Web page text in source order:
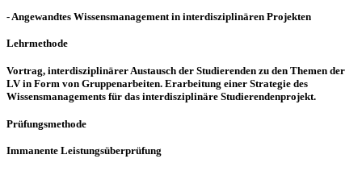
- Angewandtes Wissensmanagement in interdisziplinären Projekten
Lehrmethode
Vortrag, interdisziplinärer Austausch der Studierenden zu den Themen der
LV in Form von Gruppenarbeiten. Erarbeitung einer Strategie des
Wissensmanagements für das interdisziplinäre Studierendenprojekt.
Prüfungsmethode
Immanente Leistungsüberprüfung